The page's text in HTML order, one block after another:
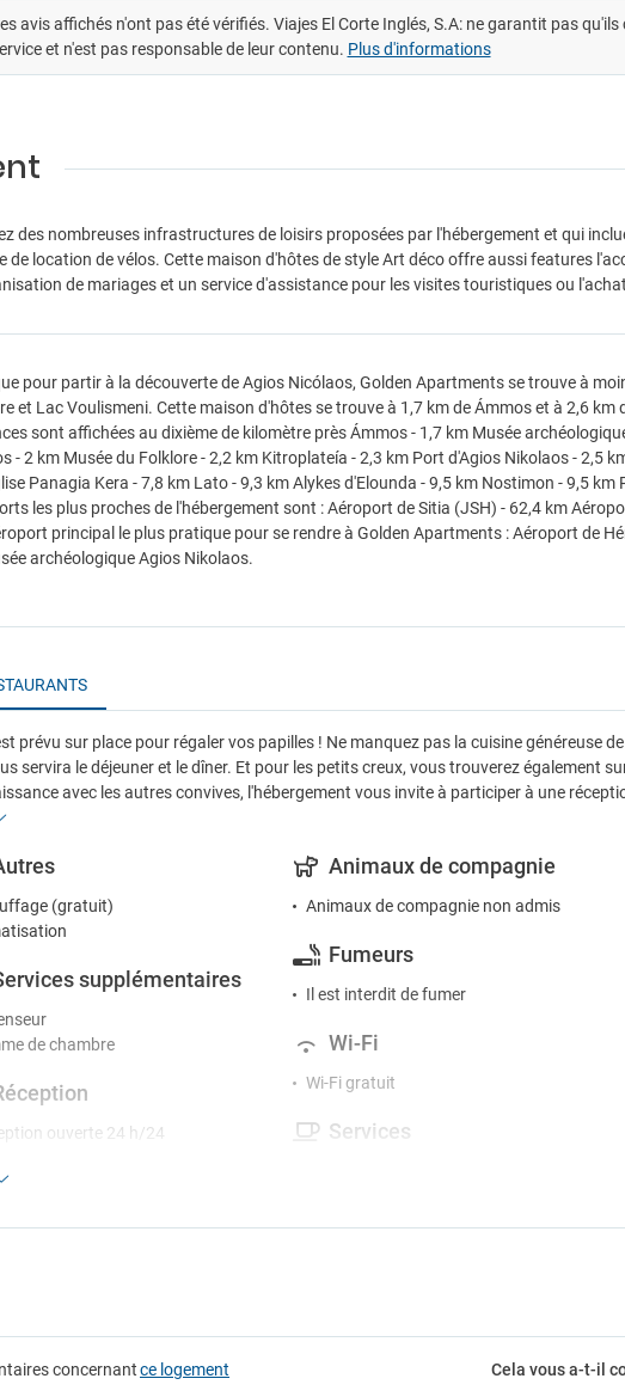
avis affichés n'ont pas été vérifiés. Viajes El Corte Inglés, S.A: ne garantit pas
et n'est pas responsable de leur contenu. Plus d'informations
des nombreuses infrastructures de loisirs proposées par l'hébergement et qui
de location de vélos. Cette maison d'hôtes de style Art déco offre aussi features
de mariages et un service d'assistance pour les visites touristiques ou
pour partir à la découverte de Agios Nicólaos, Golden Apartments se trouve à
et Lac Voulismeni. Cette maison d'hôtes se trouve à 1,7 km de Ámmos et à 2,6
sont affichées au dixième de kilomètre près Ámmos - 1,7 km Musée
- 2 km Musée du Folklore - 2,2 km Kitroplateía - 2,3 km Port d'Agios Nikolaos - 2,5
Panagia Kera - 7,8 km Lato - 9,3 km Alykes d'Elounda - 9,5 km Nostimon - 9,5 km
les plus proches de l'hébergement sont : Aéroport de Sitia (JSH) - 62,4 km
principal le plus pratique pour se rendre à Golden Apartments : Aéroport de
archéologique Agios Nikolaos.
prévu sur place pour régaler vos papilles ! Ne manquez pas la cuisine généreuse
servira le déjeuner et le dîner. Et pour les petits creux, vous trouverez également
avec les autres convives, l'hébergement vous invite à participer à une
(gratuit)
supplémentaires
de chambre
ouverte 24 h/24
à l’aéroport
Animaux de compagnie
Animaux de compagnie non admis
Fumeurs
Il est interdit de fumer
Wi-Fi
Wi-Fi gratuit
Services
concernantce logement Cela vous a-t-il